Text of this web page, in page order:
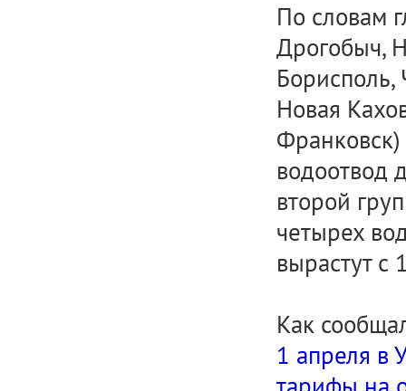
По словам
Дрогобыч,
Борисполь,
Новая
водоотвод
второй
четырех
вырастут с
Как
1 апреля в